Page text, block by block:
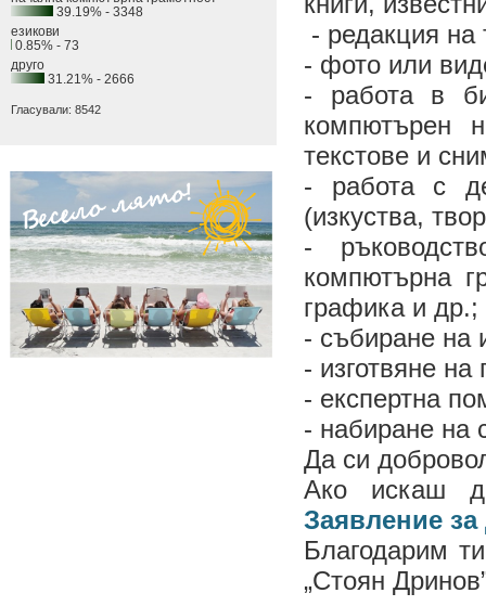
39.19% - 3348
езикови
0.85% - 73
друго
31.21% - 2666
Гласували: 8542
- редакция на
- фото или
- работа в
компютърен
текстове и
- работа с
(изкуства,
-
компютърна
графика и др.;
- събиране на
- изготвяне
- експертна
- набиране на
Да си
Ако искаш
Заявление
Благодарим
„Стоян